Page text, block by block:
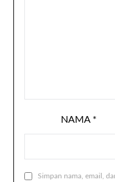
NAMA *
Simpan nama, email,